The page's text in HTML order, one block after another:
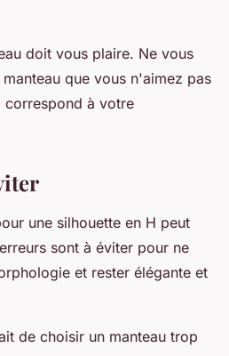
doit vous plaire. Ne vous
que vous n'aimez pas
correspond à votre
une silhouette en H peut
sont à éviter pour ne
et rester élégante et
de choisir un manteau trop